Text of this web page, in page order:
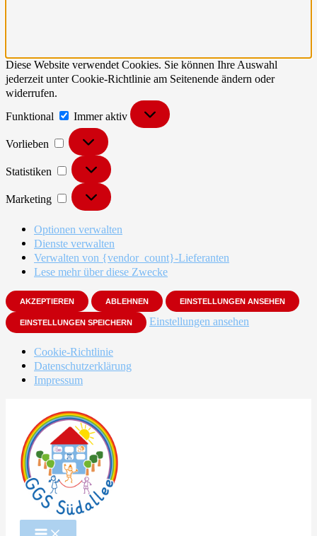
Diese Website verwendet Cookies. Sie können Ihre Auswahl
jederzeit unter Cookie-Richtlinie am Seitenende ändern oder
widerrufen.
Funktional
Immer aktiv
Vorlieben
Vorlieben
Statistiken
Statistiken
Marketing
Marketing
Optionen verwalten
Dienste verwalten
Verwalten von {vendor_count}-Lieferanten
Lese mehr über diese Zwecke
AKZEPTIEREN ABLEHNEN EINSTELLUNGEN ANSEHEN
EINSTELLUNGEN SPEICHERN Einstellungen ansehen
Cookie-Richtlinie
Datenschutzerklärung
Impressum
springen